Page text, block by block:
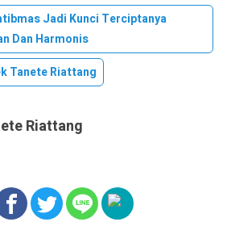
Jadi Kunci Terciptanya
Dan Harmonis
Tanete Riattang
Riattang